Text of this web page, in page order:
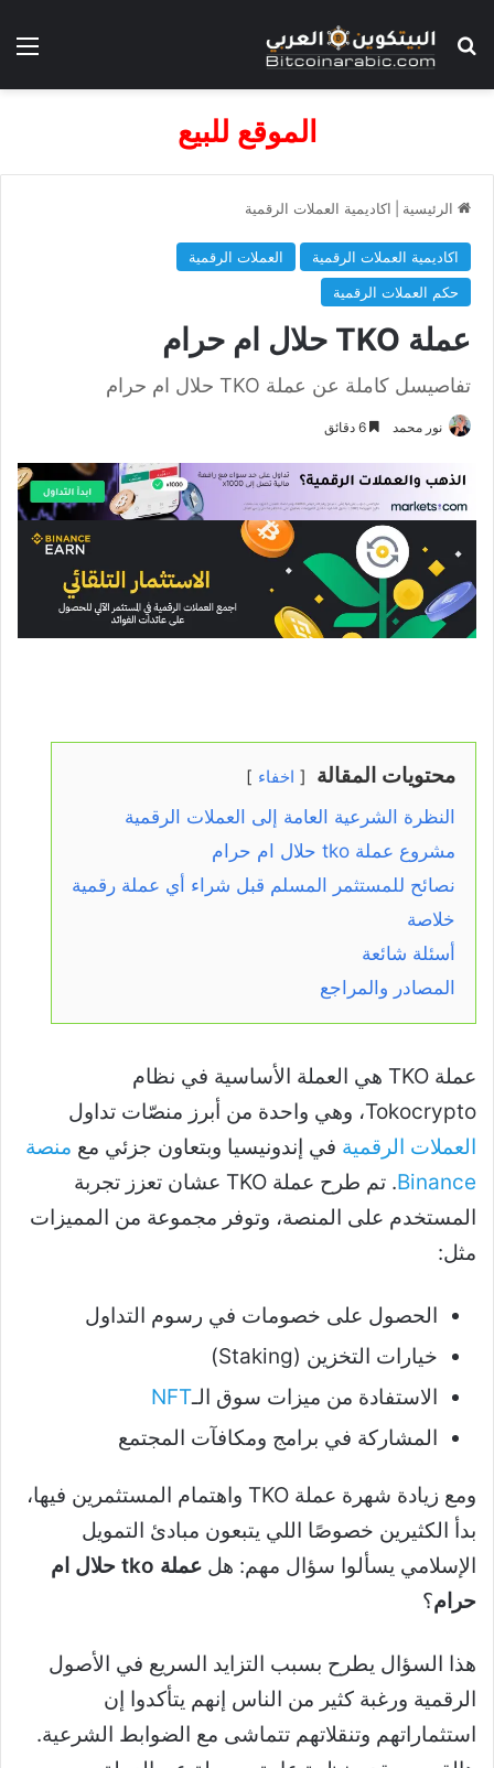
بحث عن
الموقع للبيع
الرئيسية اكاديمية العملات الرقمية
اكاديمية العملات الرقمية
العملات الرقمية
حكم العملات الرقمية
عملة TKO حلال ام حرام
تفاصيسل كاملة عن عملة TKO حلال ام حرام
نور محمد
محتويات المقالة اخفاء
النظرة الشرعية العامة إلى العملات الرقمية
مشروع عملة tko حلال ام حرام
نصائح للمستثمر المسلم قبل شراء أي عملة رقمية
خلاصة
أسئلة شائعة
المصادر والمراجع
عملة TKO هي العملة الأساسية في نظام
Tokocrypto، وهي واحدة من أبرز منصّات تداول
العملات الرقمية في إندونيسيا وبتعاون جزئي مع منصة
Binance
. تم طرح عملة TKO عشان تعزز تجربة
المستخدم على المنصة، وتوفر مجموعة من المميزات
مثل:
الحصول على خصومات في رسوم التداول
خيارات التخزين (Staking)
الاستفادة من ميزات سوق الـNFT
المشاركة في برامج ومكافآت المجتمع
ومع زيادة شهرة عملة TKO واهتمام المستثمرين فيها،
بدأ الكثيرين خصوصًا اللي يتبعون مبادئ التمويل
الإسلامي يسألوا سؤال مهم: هل
عملة tko حلال ام
حرام؟
هذا السؤال يطرح بسبب التزايد السريع في الأصول
الرقمية ورغبة كثير من الناس إنهم يتأكدوا إن
استثماراتهم وتنقلاتهم تتماشى مع الضوابط الشرعية.